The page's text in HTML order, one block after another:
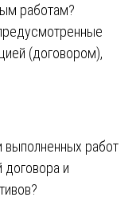
работам?
(договором),
выполненных работ
договора и